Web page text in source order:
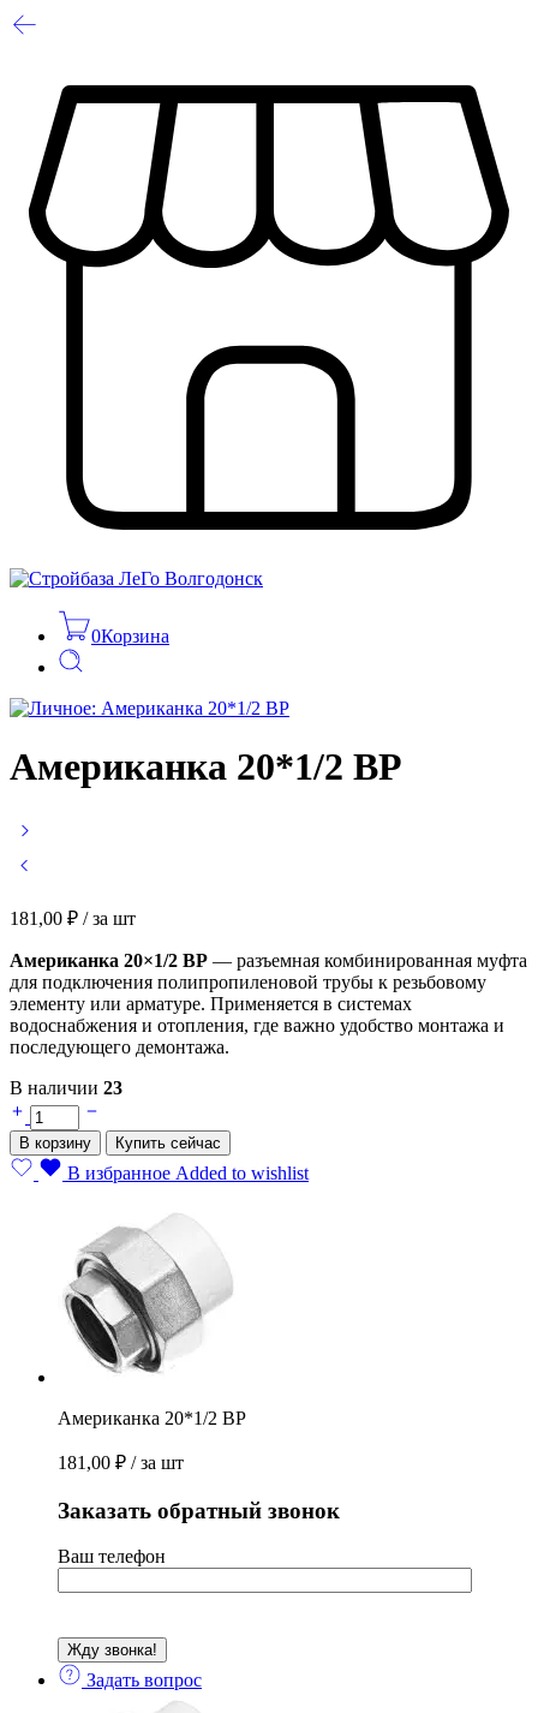
0Корзина
Американка 20*1/2 ВР
181,00 ₽ / за шт
Американка 20×1/2 ВР — разъемная комбинированная муфта
для подключения полипропиленовой трубы к резьбовому
элементу или арматуре. Применяется в системах
водоснабжения и отопления, где важно удобство монтажа и
последующего демонтажа.
В наличии 23
Американка
20*1/2
ВР
quantity
В корзину Купить сейчас
В избранное Added to wishlist
Американка 20*1/2 ВР
181,00 ₽ / за шт
Заказать обратный звонок
Ваш телефон
Задать вопрос